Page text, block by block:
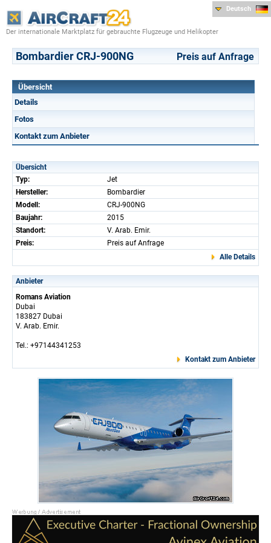
Der internationale Marktplatz für gebrauchte Flugzeuge und Helikopter
Deutsch
Bombardier CRJ-900NG Preis auf Anfrage
Übersicht
Details
Fotos
Kontakt zum Anbieter
Übersicht
Typ:
Jet
Hersteller:
Bombardier
Modell:
CRJ-900NG
Baujahr:
2015
Standort:
V. Arab. Emir.
Preis:
Preis auf Anfrage
Alle Details
Anbieter
Romans Aviation
Dubai
183827 Dubai
V. Arab. Emir.
Tel.: +97144341253
Kontakt zum Anbieter